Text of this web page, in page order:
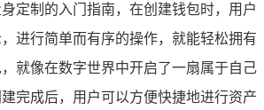
定制的入门指南，在创建钱包时，用户
进行简单而有序的操作，就能轻松拥有
就像在数字世界中开启了一扇属于自己
完成后，用户可以方便快捷地进行资产